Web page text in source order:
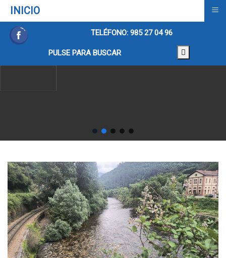
TELÉFONO: 985 27 04 96
PULSE PARA BUSCAR
INICIO ≡